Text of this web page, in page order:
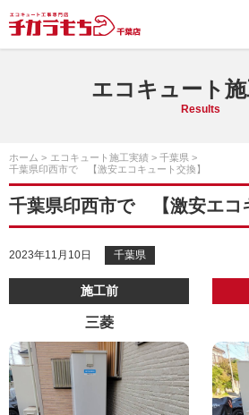
エコキュート
Results
ホーム エコキュート施工実績
千葉県
千葉県印西市で 【激安エコキュート交換】
千葉県印西市で 【激安エコ
2023年11月10日 千葉県
施工前
三菱